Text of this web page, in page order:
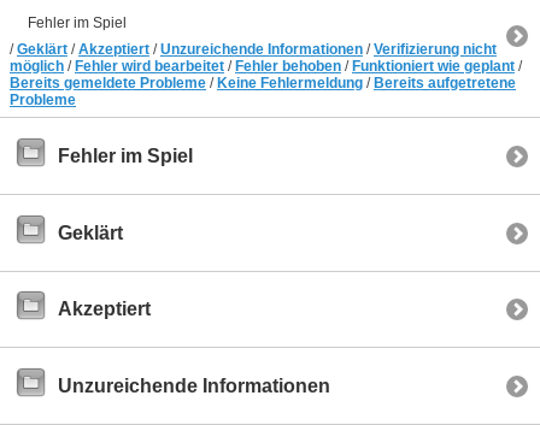
Fehler im Spiel
/Geklärt /Akzeptiert /Unzureichende Informationen /Verifizierung nicht
möglich / Fehler wird bearbeitet / Fehler behoben / Funktioniert wie geplant /
Bereits gemeldete Probleme / Keine Fehlermeldung / Bereits aufgetretene
Probleme
Fehler im Spiel
Geklärt
Akzeptiert
Unzureichende Informationen